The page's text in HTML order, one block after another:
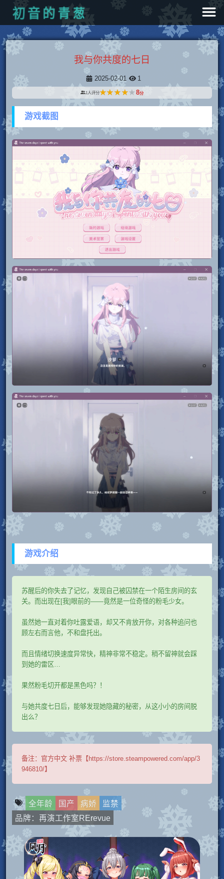
初 音 的 青葱
我与你共度的七日
2025-02-01 1
1 人评分★★★★★
★★★★★ 8分
游戏截图
游戏介绍
苏醒后的你失去了记忆，发现自己被囚禁在一个陌生房间的玄
关。而出现在[我]眼前的——竟然是一位奇怪的粉毛少女。
虽然她一直对着你吐露爱语，却又不肯放开你，对各种追问也
顾左右而言他，不和盘托出。
而且情绪切换速度异常快，精神非常不稳定。稍不留神就会踩
到她的雷区…
果然粉毛切开都是黑色吗？！
与她共度七日后，能够发现她隐藏的秘密，从这小小的房间脱
出么？
备注： 官方中文 补票【https://store.steampowered.com/app/3
946810/】
全年龄 国产 病娇
监禁
品牌：再演工作室RErevue